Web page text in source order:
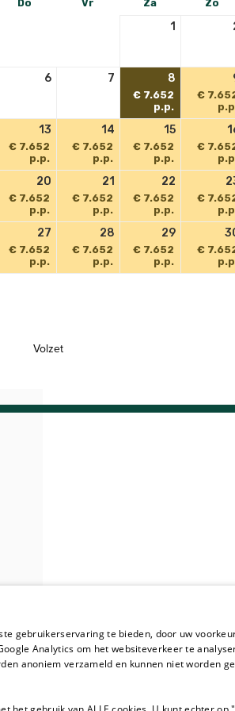
Do Vr Za Zo
1
6 7 8
€ 7.652
p.p.
€
13
€ 7.652
p.p.
14
€ 7.652
p.p.
15
€ 7.652
p.p.
€
20
€ 7.652
p.p.
21
€ 7.652
p.p.
22
€ 7.652
p.p.
€
27
€ 7.652
p.p.
28
€ 7.652
p.p.
29
€ 7.652
p.p.
€
Volzet
gebruikerservaring te bieden, door uw
Analytics om het websiteverkeer te
anoniem verzameld en kunnen niet worden